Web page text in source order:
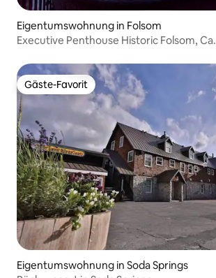
Eigentumswohnung in Folsom
Executive Penthouse Historic Folsom, Ca.
Gäste-Favorit
Gäste-Favorit
Eigentumswohnung in Soda Springs